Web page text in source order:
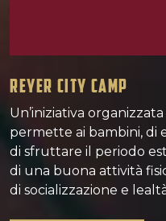
REYER CITY CAMP
Un’iniziativa
permette ai bambini, di
di sfruttare il periodo
di una buona attività
di socializzazione e